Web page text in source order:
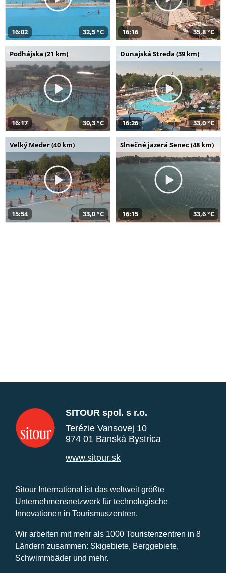
16:02 32,5 °C 16:16 35,8 °C
Podhájska (21 km)
16:17 30,3 °C
Dunajská Streda (39 km)
16:26 33,0 °C
Veľký Meder (40 km)
15:54 33,0 °C
Slnečné jazerá Senec (48 km)
16:15 33,6 °C
SITOUR spol. s r.o.
Terézie Vansovej 10
974 01 Banská Bystrica
www.sitour.sk
Sitour International ist das weltweit größte
Unternehmensnetzwerk für technologische
Innovationen in Tourismuszentren.
Wir arbeiten mit mehr als 1000 Touristenzentren in 8
Ländern zusammen: Skigebiete, Berggebiete,
Schwimmbäder und mehr.